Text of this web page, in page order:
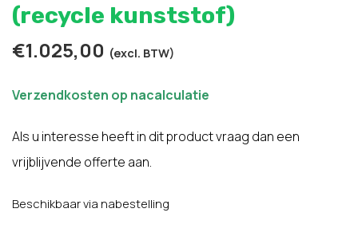
(recycle kunststof)
€1.025,00 (excl. BTW)
Verzendkosten op nacalculatie
Als u interesse heeft in dit product vraag dan een
vrijblijvende offerte aan.
Beschikbaar via nabestelling